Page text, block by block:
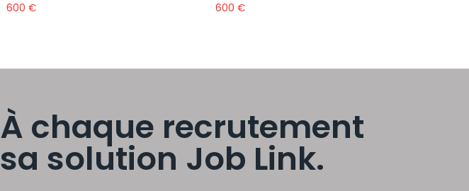
600€ 600€
À chaque recrutement
sa solution Job Link.